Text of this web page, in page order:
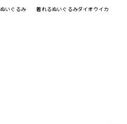
ぬいぐるみ 着れるぬいぐるみダイオウイカ